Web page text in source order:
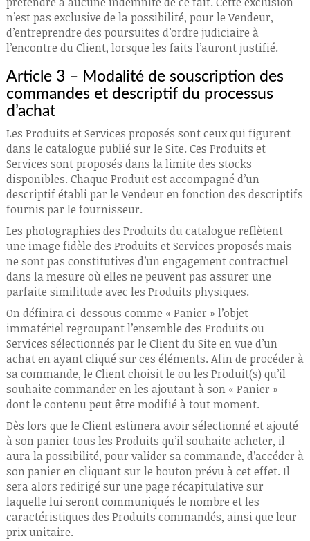
n’est pas exclusive de la possibilité, pour le Vendeur,
d’entreprendre des poursuites d’ordre judiciaire à
l’encontre du Client, lorsque les faits l’auront justifié.
Article 3 – Modalité de souscription des
commandes et descriptif du processus
d’achat
Les Produits et Services proposés sont ceux qui figurent
dans le catalogue publié sur le Site. Ces Produits et
Services sont proposés dans la limite des stocks
disponibles. Chaque Produit est accompagné d’un
descriptif établi par le Vendeur en fonction des descriptifs
fournis par le fournisseur.
Les photographies des Produits du catalogue reflètent
une image fidèle des Produits et Services proposés mais
ne sont pas constitutives d’un engagement contractuel
dans la mesure où elles ne peuvent pas assurer une
parfaite similitude avec les Produits physiques.
On définira ci-dessous comme « Panier » l’objet
immatériel regroupant l’ensemble des Produits ou
Services sélectionnés par le Client du Site en vue d’un
achat en ayant cliqué sur ces éléments. Afin de procéder à
sa commande, le Client choisit le ou les Produit(s) qu’il
souhaite commander en les ajoutant à son « Panier »
dont le contenu peut être modifié à tout moment.
Dès lors que le Client estimera avoir sélectionné et ajouté
à son panier tous les Produits qu’il souhaite acheter, il
aura la possibilité, pour valider sa commande, d’accéder à
son panier en cliquant sur le bouton prévu à cet effet. Il
sera alors redirigé sur une page récapitulative sur
laquelle lui seront communiqués le nombre et les
caractéristiques des Produits commandés, ainsi que leur
prix unitaire.